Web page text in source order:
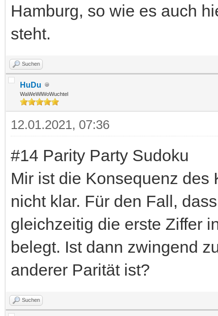
Hamburg, so wie es auch
steht.
Suchen
HuDu
WaWeWiWoWuchtel
12.01.2021, 07:36
#14 Parity Party Sudoku
Mir ist die Konsequenz des
nicht klar. Für den Fall,
gleichzeitig die erste Ziffer
belegt. Ist dann zwingend
anderer Parität ist?
Suchen